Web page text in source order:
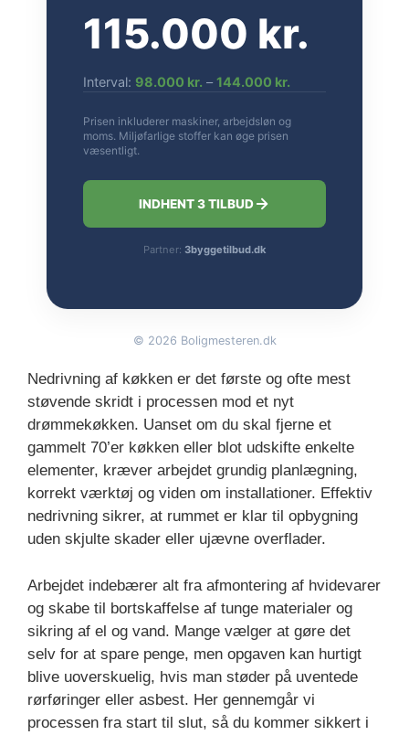
115.000 kr.
Interval: 98.000 kr. – 144.000 kr.
Prisen inkluderer maskiner, arbejdsløn og
moms. Miljøfarlige stoffer kan øge prisen
væsentligt.
INDHENT 3 TILBUD
Partner: 3byggetilbud.dk
© 2026 Boligmesteren.dk
Nedrivning af køkken er det første og ofte mest
støvende skridt i processen mod et nyt
drømmekøkken. Uanset om du skal fjerne et
gammelt 70’er køkken eller blot udskifte enkelte
elementer, kræver arbejdet grundig planlægning,
korrekt værktøj og viden om installationer. Effektiv
nedrivning sikrer, at rummet er klar til opbygning
uden skjulte skader eller ujævne overflader.
Arbejdet indebærer alt fra afmontering af hvidevarer
og skabe til bortskaffelse af tunge materialer og
sikring af el og vand. Mange vælger at gøre det
selv for at spare penge, men opgaven kan hurtigt
blive uoverskuelig, hvis man støder på uventede
rørføringer eller asbest. Her gennemgår vi
processen fra start til slut, så du kommer sikkert i